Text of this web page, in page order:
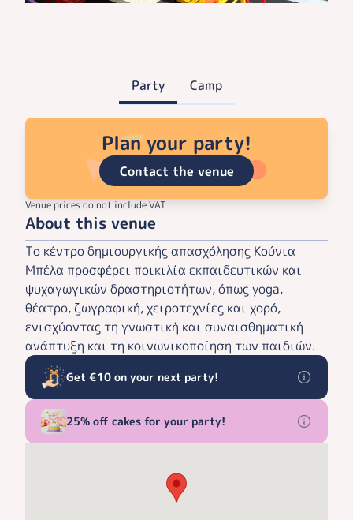
Party Camp
Plan your party!
Contact the venue
Venue prices do not include VAT
About this venue
Το κέντρο δημιουργικής απασχόλησης Κούνια
Μπέλα προσφέρει ποικιλία εκπαιδευτικών και
ψυχαγωγικών δραστηριοτήτων, όπως yoga,
θέατρο, ζωγραφική, χειροτεχνίες και χορό,
ενισχύοντας τη γνωστική και συναισθηματική
ανάπτυξη και τη κοινωνικοποίηση των παιδιών.
Get €10 on your next party!
25% off cakes for your party!